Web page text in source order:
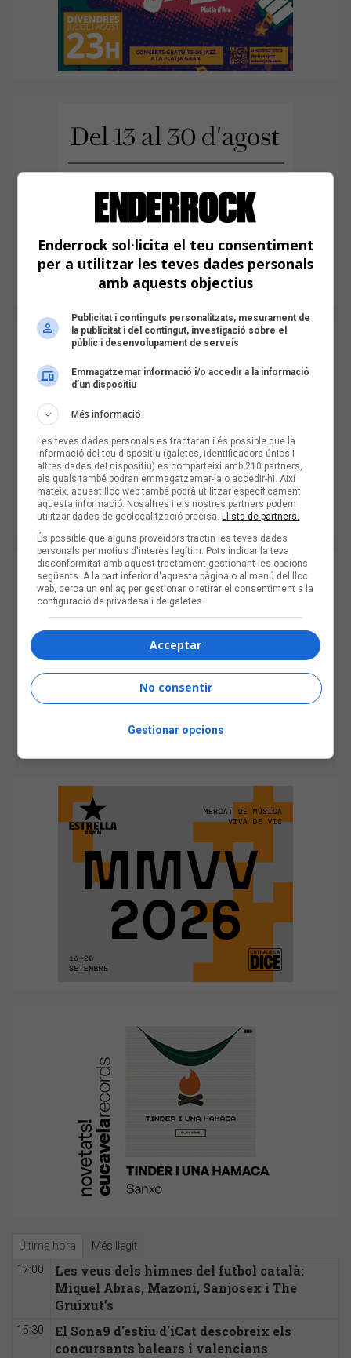
Última hora Més llegit
17:00
Les veus dels himnes del futbol català:
Miquel Abras, Mazoni, Sanjosex i The
Gruixut’s
15:30
El Sona9 d'estiu d'iCat descobreix els
concursants balears i valencians
Enderrock sol·licita el teu consentiment
per a utilitzar les teves dades personals
amb aquests objectius
Publicitat i continguts personalitzats, mesurament de
la publicitat i del contingut, investigació sobre el
públic i desenvolupament de serveis
Emmagatzemar informació i/o accedir a la informació
d’un dispositiu
Més informació
Les teves dades personals es tractaran i és possible que la
informació del teu dispositiu (galetes, identificadors únics i
altres dades del dispositiu) es comparteixi amb 210 partners,
els quals també podran emmagatzemar-la o accedir-hi. Així
mateix, aquest lloc web també podrà utilitzar específicament
aquesta informació. Nosaltres i els nostres partners podem
utilitzar dades de geolocalització precisa.Llista de partners.
És possible que alguns proveïdors tractin les teves dades
personals per motius d'interès legítim. Pots indicar la teva
disconformitat amb aquest tractament gestionant les opcions
següents. A la part inferior d'aquesta pàgina o al menú del lloc
web, cerca un enllaç per gestionar o retirar el consentiment a la
configuració de privadesa i de galetes.
Acceptar
No consentir
Gestionar opcions